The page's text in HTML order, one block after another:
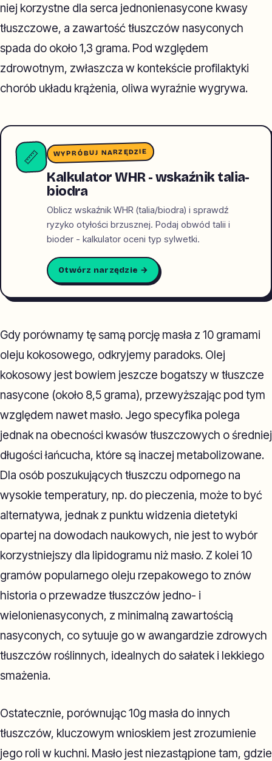
niej korzystne dla serca jednonienasycone kwasy
tłuszczowe, a zawartość tłuszczów nasyconych
spada do około 1,3 grama. Pod względem
zdrowotnym, zwłaszcza w kontekście profilaktyki
chorób układu krążenia, oliwa wyraźnie wygrywa.
📏 WYPRÓBUJ NARZĘDZIE
Kalkulator WHR - wskaźnik talia-
biodra
Oblicz wskaźnik WHR (talia/biodra) i sprawdź
ryzyko otyłości brzusznej. Podaj obwód talii i
bioder - kalkulator oceni typ sylwetki.
Otwórz narzędzie →
Gdy porównamy tę samą porcję masła z 10 gramami
oleju kokosowego, odkryjemy paradoks. Olej
kokosowy jest bowiem jeszcze bogatszy w tłuszcze
nasycone (około 8,5 grama), przewyższając pod tym
względem nawet masło. Jego specyfika polega
jednak na obecności kwasów tłuszczowych o średniej
długości łańcucha, które są inaczej metabolizowane.
Dla osób poszukujących tłuszczu odpornego na
wysokie temperatury, np. do pieczenia, może to być
alternatywa, jednak z punktu widzenia dietetyki
opartej na dowodach naukowych, nie jest to wybór
korzystniejszy dla lipidogramu niż masło. Z kolei 10
gramów popularnego oleju rzepakowego to znów
historia o przewadze tłuszczów jedno- i
wielonienasyconych, z minimalną zawartością
nasyconych, co sytuuje go w awangardzie zdrowych
tłuszczów roślinnych, idealnych do sałatek i lekkiego
smażenia.
Ostatecznie, porównując 10g masła do innych
tłuszczów, kluczowym wnioskiem jest zrozumienie
jego roli w kuchni. Masło jest niezastąpione tam, gdzie